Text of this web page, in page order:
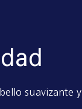
suavizante y